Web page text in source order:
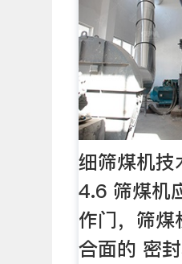
细筛煤机技
4.6 筛煤机
作门，筛煤
合面的 密